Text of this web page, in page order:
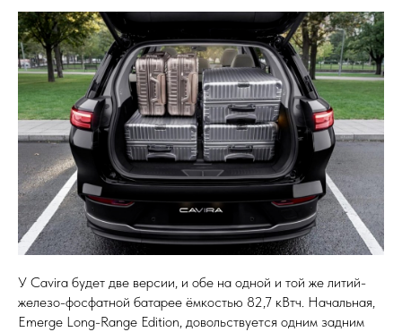
У Cavira будет две версии, и обе на одной и той же литий-
железо-фосфатной батарее ёмкостью 82,7 кВтч. Начальная,
Emerge Long-Range Edition, довольствуется одним задним